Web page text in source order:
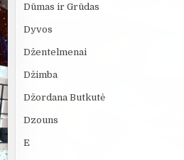
Dūmas ir Grūdas
Dyvos
Džentelmenai
Džimba
Džordana Butkutė
Dzouns
E